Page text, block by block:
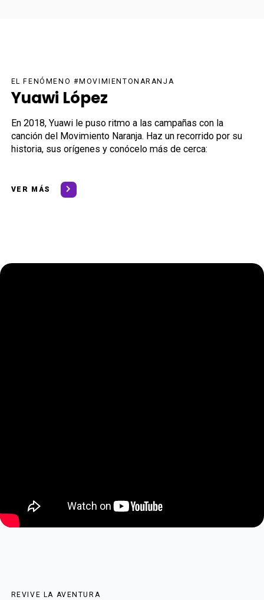
EL FENÓMENO #MOVIMIENTONARANJA
Yuawi López
En 2018, Yuawi le puso ritmo a las campañas con la
canción del Movimiento Naranja. Haz un recorrido por su
historia, sus orígenes y conócelo más de cerca:
VER MÁS
REVIVE LA AVENTURA